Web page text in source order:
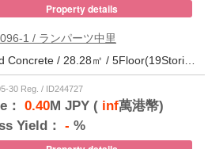
Property details
1 / ランパーツ中里
Built 35 yrs / Steel reinforced Concrete / 28.28㎡ / 5Floor(19Stories) / 309Units / Distance from the station.33
30 Reg. / ID244727
： 0.40M JPY (inf萬港幣)
Yield： - %